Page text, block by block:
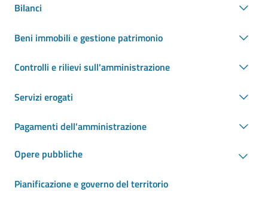
Bilanci
Beni immobili e gestione patrimonio
Controlli e rilievi sull'amministrazione
Servizi erogati
Pagamenti dell'amministrazione
Opere pubbliche
Pianificazione e governo del territorio